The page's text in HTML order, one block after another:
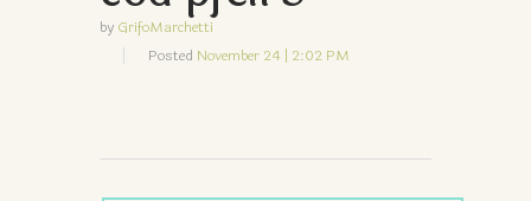
by GrifoMarchetti
Posted November 24 | 2:02 PM